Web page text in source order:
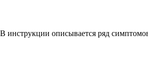
инструкции описывается ряд